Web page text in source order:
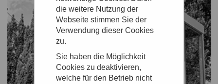
die weitere Nutzung der
Webseite stimmen Sie der
Verwendung dieser Cookies
zu.
Sie haben die Möglichkeit
Cookies zu deaktivieren,
welche für den Betrieb nicht